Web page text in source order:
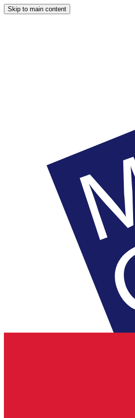
Skip to main content